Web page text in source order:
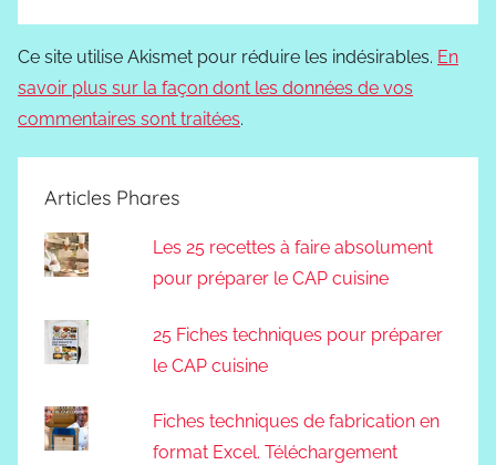
Ce site utilise Akismet pour réduire les indésirables. En
savoir plus sur la façon dont les données de vos
commentaires sont traitées.
Articles Phares
Les 25 recettes à faire absolument
pour préparer le CAP cuisine
25 Fiches techniques pour préparer
le CAP cuisine
Fiches techniques de fabrication en
format Excel. Téléchargement